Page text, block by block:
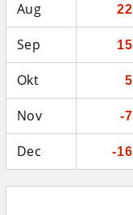
Aug 22
Sep 15
Okt 5
Nov -7
Dec -16